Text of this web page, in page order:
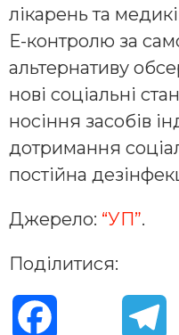
лікарень та
Е-контролю за
альтернативу
нові соціальні
носіння засобів
дотримання
постійна
Джерело: “УП”.
Поділитися: